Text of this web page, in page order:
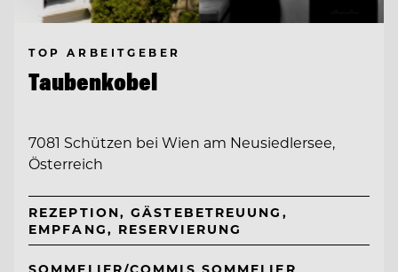
TOP ARBEITGEBER
Taubenkobel
7081 Schützen bei Wien am Neusiedlersee,
Österreich
REZEPTION, GÄSTEBETREUUNG,
EMPFANG, RESERVIERUNG